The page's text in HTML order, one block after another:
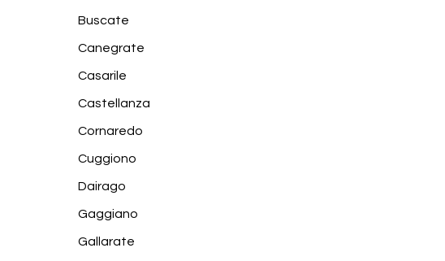
Buscate
Canegrate
Casarile
Castellanza
Cornaredo
Cuggiono
Dairago
Gaggiano
Gallarate